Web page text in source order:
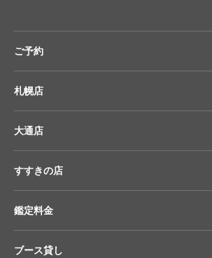
ご予約
札幌店
大通店
すすきの店
鑑定料金
ブース貸し